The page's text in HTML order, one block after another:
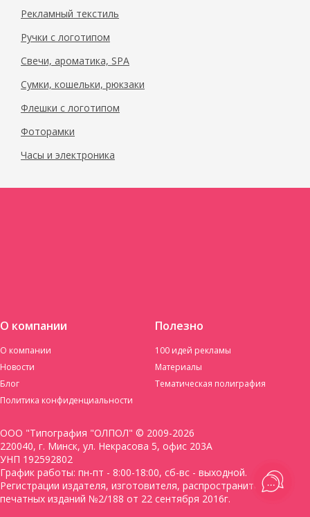
Рекламный текстиль
Ручки с логотипом
Свечи, ароматика, SPA
Сумки, кошельки, рюкзаки
Флешки с логотипом
Фоторамки
Часы и электроника
О компании
О компании
Новости
Блог
Политика конфиденциальности
Полезно
100 идей рекламы
Материалы
Тематическая полиграфия
ООО "Типография "ОЛПОЛ" © 2009-2026
220040, г. Минск, ул. Некрасова 5, офис 203А
УНП 192592802
График работы: пн-пт - 8:00-18:00, сб-вс - выходной.
Регистрации издателя, изготовителя, распространителя
печатных изданий №2/188 от 22 сентября 2016г.